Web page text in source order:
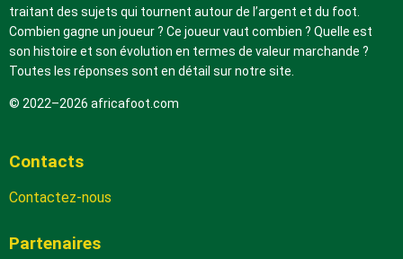
traitant des sujets qui tournent autour de l’argent et du foot.
Combien gagne un joueur ? Ce joueur vaut combien ? Quelle est
son histoire et son évolution en termes de valeur marchande ?
Toutes les réponses sont en détail sur notre site.
© 2022–2026 africafoot.com
Contacts
Contactez-nous
Partenaires